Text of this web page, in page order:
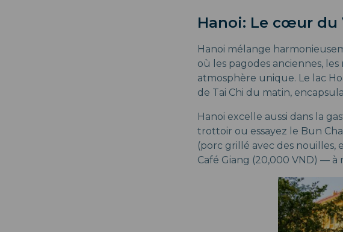
Hanoi: Le cœur du
Hanoi mélange
où les pagodes anciennes,
atmosphère unique. Le lac
de Tai Chi du matin,
Hanoi excelle aussi dans la
trottoir ou essayez le Bun
(porc grillé avec des nouilles,
Café Giang (20,000 VND) — à